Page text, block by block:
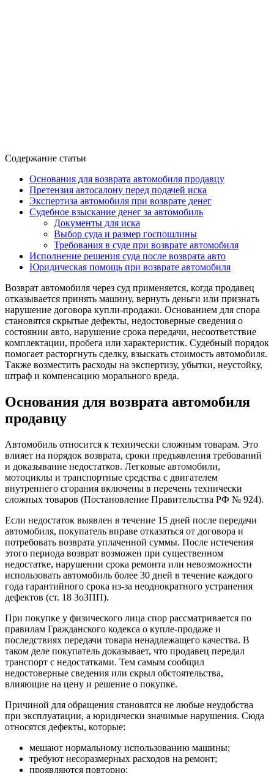
Содержание статьи
Основания для возврата автомобиля продавцу
Претензия автосалону перед подачей иска
Экспертиза автомобиля при возврате денег
Судебное взыскание денег за автомобиль
Документы для иска
Выбор суда и размер госпошлины
Требования в суде при возврате автомобиля
Исполнение решения суда после возврата авто
Юридическая помощь при возврате автомобиля
Возврат автомобиля через суд применяется, когда продавец
отказывается принять машину, вернуть деньги или признать
нарушение договора купли-продажи. Основанием для спора
становятся скрытые дефекты, недостоверные сведения о
состоянии авто, нарушение срока передачи, несоответствие
комплектации, пробега или характеристик. Судебный порядок
помогает расторгнуть сделку, взыскать стоимость автомобиля.
Также возместить расходы на экспертизу, убытки, неустойку,
штраф и компенсацию морального вреда.
Основания для возврата автомобиля
продавцу
Автомобиль относится к технически сложным товарам. Это
влияет на порядок возврата, сроки предъявления требований
и доказывание недостатков. Легковые автомобили,
мотоциклы и транспортные средства с двигателем
внутреннего сгорания включены в перечень технически
сложных товаров (Постановление Правительства РФ № 924).
Если недостаток выявлен в течение 15 дней после передачи
автомобиля, покупатель вправе отказаться от договора и
потребовать возврата уплаченной суммы. После истечения
этого периода возврат возможен при существенном
недостатке, нарушении срока ремонта или невозможности
использовать автомобиль более 30 дней в течение каждого
года гарантийного срока из-за неоднократного устранения
дефектов (ст. 18 ЗоЗПП).
При покупке у физического лица спор рассматривается по
правилам Гражданского кодекса о купле-продаже и
последствиях передачи товара ненадлежащего качества. В
таком деле покупатель доказывает, что продавец передал
транспорт с недостатками. Тем самым сообщил
недостоверные сведения или скрыл обстоятельства,
влияющие на цену и решение о покупке.
Причиной для обращения становятся не любые неудобства
при эксплуатации, а юридически значимые нарушения. Сюда
относятся дефекты, которые:
мешают нормальному использованию машины;
требуют несоразмерных расходов на ремонт;
проявляются повторно;